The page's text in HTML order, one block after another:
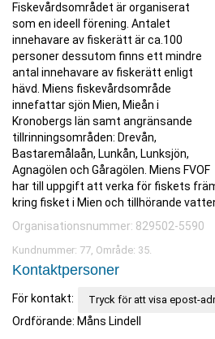
Fiskevårdsområdet är organiserat
som en ideell förening. Antalet
innehavare av fiskerätt är ca.100
personer dessutom finns ett mindre
antal innehavare av fiskerätt enligt
hävd. Miens fiskevårdsområde
innefattar sjön Mien, Mieån i
Kronobergs län samt angränsande
tillrinningsområden: Drevån,
Bastaremålaån, Lunkån, Lunksjön,
Agnagölen och Gåragölen. Miens FVOF
har till uppgift att verka för fiskets
kring fisket i Mien och tillhörande
Organisationsnummer: 829502-5590
Kundnummer: 77, Område: 35.
Kontaktpersoner
För kontakt: Tryck för att visa epost-
Ordförande: Måns Lindell